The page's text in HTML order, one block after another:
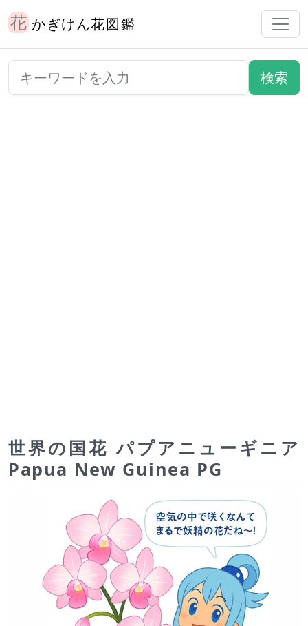
かぎけん花図鑑
世界の国花 パプアニューギニア
Papua New Guinea PG